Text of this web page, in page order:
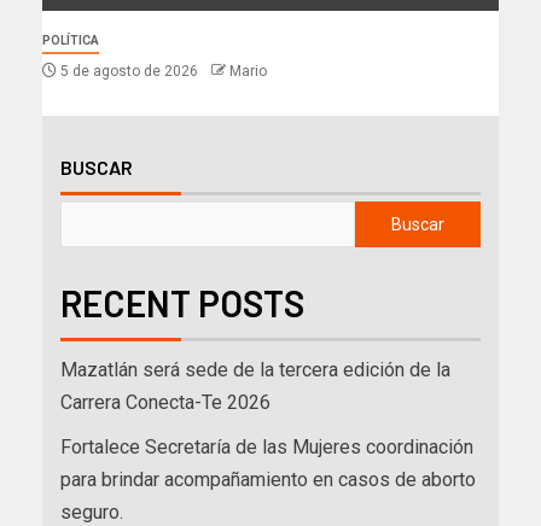
POLÍTICA
5 de agosto de 2026 Mario
BUSCAR
Buscar
RECENT POSTS
Mazatlán será sede de la tercera edición de la
Carrera Conecta-Te 2026
Fortalece Secretaría de las Mujeres coordinación
para brindar acompañamiento en casos de aborto
seguro.